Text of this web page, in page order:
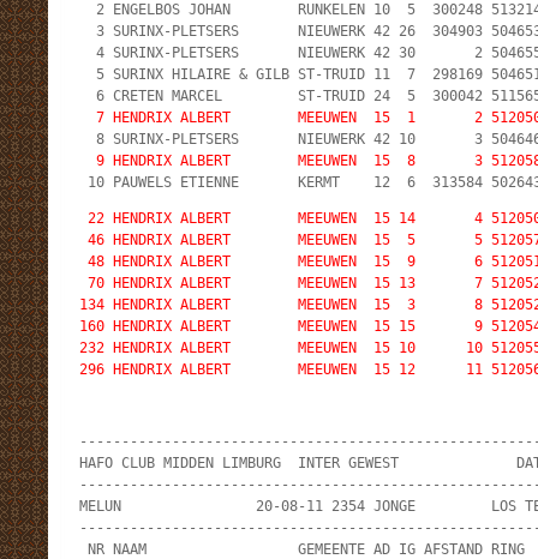
2 ENGELBOS JOHAN        RUNKELEN 10  5  300248
3 SURINX-PLETSERS       NIEUWERK 42 26  304903
4 SURINX-PLETSERS       NIEUWERK 42 30       2
5 SURINX HILAIRE & GILB ST-TRUID 11  7  298169
7 HENDRIX ALBERT        MEEUWEN  15  1       2
9 HENDRIX ALBERT        MEEUWEN  15  8       3
22 HENDRIX ALBERT        MEEUWEN  15 14       4
46 HENDRIX ALBERT        MEEUWEN  15  5       5
48 HENDRIX ALBERT        MEEUWEN  15  9       6
70 HENDRIX ALBERT        MEEUWEN  15 13       7
134 HENDRIX ALBERT        MEEUWEN  15  3       8
160 HENDRIX ALBERT        MEEUWEN  15 15       9
232 HENDRIX ALBERT        MEEUWEN  15 10      10
HAFO CLUB MIDDEN LIMBURG  INTER GEWEST              DATA
MELUN                20-08-11 2354 JONGE         LOS TE-
NR NAAM                  GEMEENTE AD IG AFSTAND RING